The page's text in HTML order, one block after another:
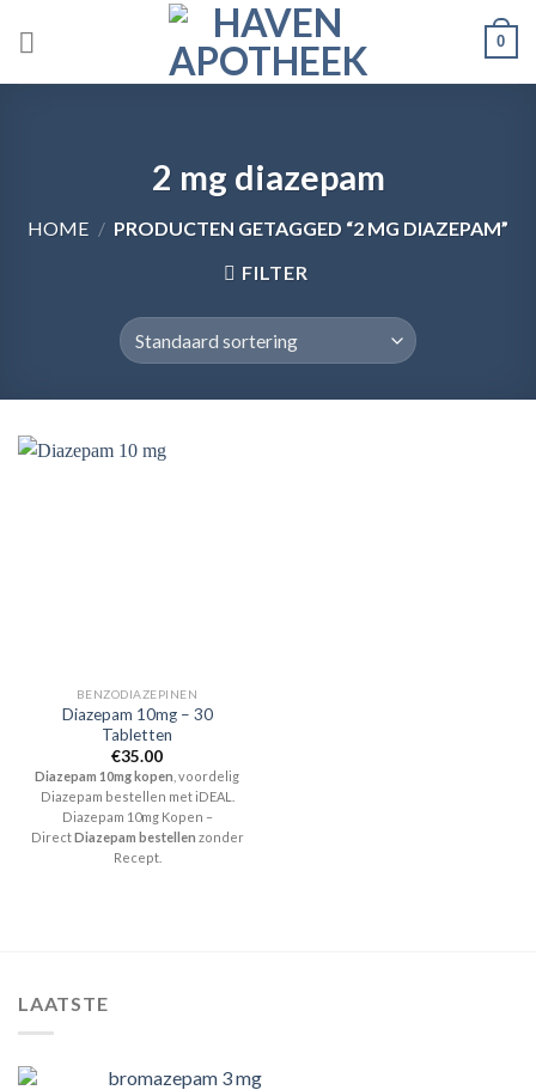
0
2 mg diazepam
HOME / PRODUCTEN GETAGGED “2 MG DIAZEPAM”
FILTER
BENZODIAZEPINEN
Diazepam 10mg – 30
Tabletten
€35.00
Diazepam 10mg kopen , voordelig
Diazepam bestellen met iDEAL.
Diazepam 10mg Kopen –
DirectDiazepam bestellen zonder
Recept.
LAATSTE
bromazepam 3 mg